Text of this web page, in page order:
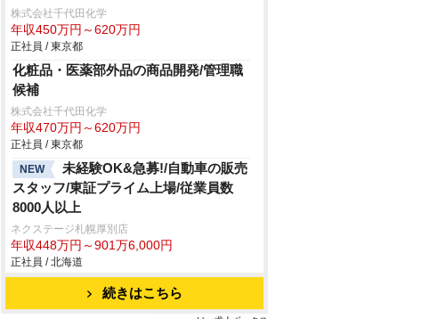
株式会社千代田化学
年収450万円～620万円
正社員 / 東京都
化粧品・医薬部外品の商品開発/管理職
候補
株式会社千代田化学
年収470万円～620万円
正社員 / 東京都
NEW
未経験OK&急募!/自動車の販売
スタッフ/東証プライム上場/従業員数
8000人以上
ネクステージ札幌厚別店
年収448万円～901万6,000円
正社員 / 北海道
続きはこちら